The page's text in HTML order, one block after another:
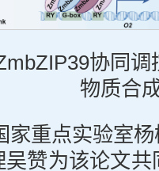
协同
物质合
家重点实验室
吴赞为该论文